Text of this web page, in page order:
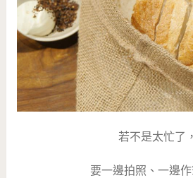
若不是太忙了，
要一邊拍照、一邊作